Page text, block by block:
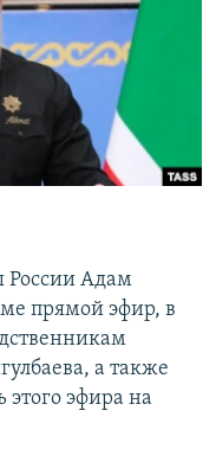
России Адам
прямой эфир, в
а также
этого эфира на